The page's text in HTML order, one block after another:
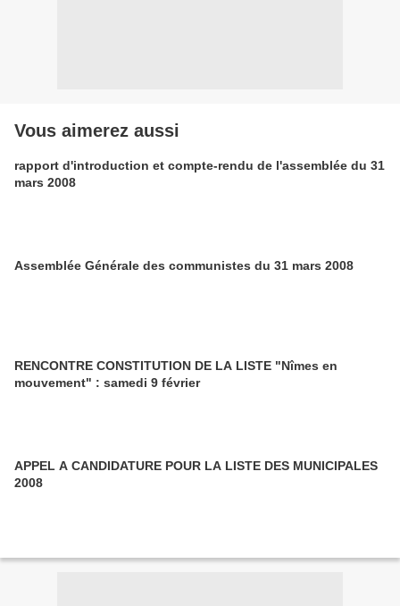
Vous aimerez aussi
rapport d'introduction et compte-rendu de l'assemblée du 31
mars 2008
Assemblée Générale des communistes du 31 mars 2008
RENCONTRE CONSTITUTION DE LA LISTE "Nîmes en
mouvement" : samedi 9 février
APPEL A CANDIDATURE POUR LA LISTE DES MUNICIPALES
2008